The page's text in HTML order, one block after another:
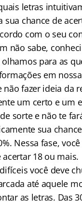
letras
sua chance de
com o seu
não sabe,
para as
em
fazer ideia da
um certo e um
sorte e não te
sua
Nessa fase,
18 ou mais.
você deve
até aquele
as letras. Das